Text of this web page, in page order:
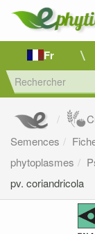
Fr
Semences
phytoplasmes
pv. coriandricola